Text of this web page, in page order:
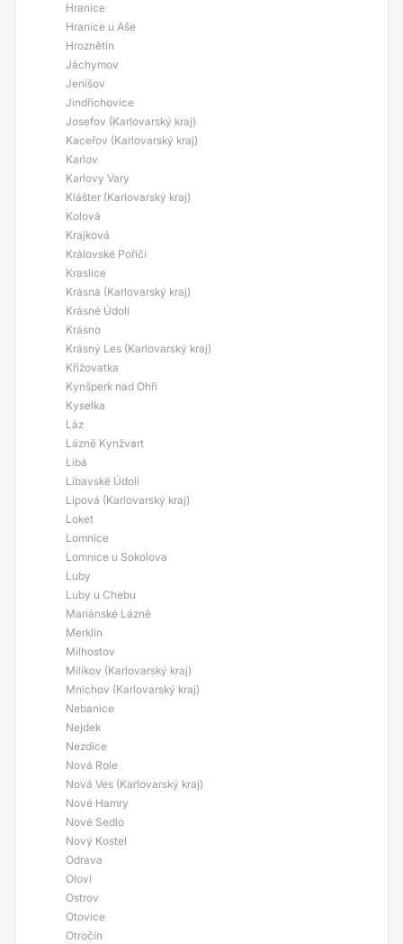
Hranice
Hranice u Aše
Hroznětín
Jáchymov
Jenišov
Jindřichovice
Josefov (Karlovarský kraj)
Kaceřov (Karlovarský kraj)
Karlov
Karlovy Vary
Klášter (Karlovarský kraj)
Kolová
Krajková
Královské Poříčí
Kraslice
Krásná (Karlovarský kraj)
Krásné Údolí
Krásno
Krásný Les (Karlovarský kraj)
Křižovatka
Kynšperk nad Ohří
Kyselka
Láz
Lázně Kynžvart
Libá
Libavské Údolí
Lipová (Karlovarský kraj)
Loket
Lomnice
Lomnice u Sokolova
Luby
Luby u Chebu
Mariánské Lázně
Merklín
Milhostov
Milíkov (Karlovarský kraj)
Mnichov (Karlovarský kraj)
Nebanice
Nejdek
Nezdice
Nová Role
Nová Ves (Karlovarský kraj)
Nové Hamry
Nové Sedlo
Nový Kostel
Odrava
Oloví
Ostrov
Otovice
Otročín